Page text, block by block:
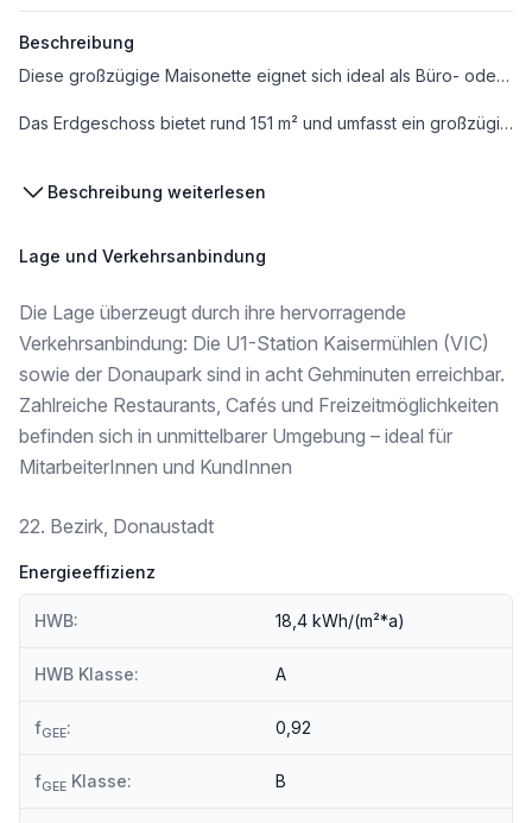
Beschreibung
Diese großzügige Maisonette eignet sich ideal als Büro- oder Praxisfläche und befindet sich in einzigartiger Lage nahe der UNO-City, der Neuen Donau sowie der beliebten Uferpromenade Copa Cagrana. Die Einheit erstreckt sich über Erdgeschoss und 1. Obergeschoss und überzeugt durch eine durchdachte, funktionale Raumaufteilung. Ein besonderes Highlight ist die überdachte Loggia mit Grünblick, die sich hervorragend als Pausen- oder Aufenthaltsbereich eignet.
Das Erdgeschoss bietet rund 151 m² und umfasst ein großzügiges Atelier bzw. Open-Space-Büro, einen Abstellraum, zwei Duschen sowie ein WC. Durch die vorhandenen Duschmöglichkeiten eignet sich die Fläche ideal für sportliche oder gesundheitsorientierte Nutzungskonzepte, wie etwa Yoga-, Pilates- oder Bewegungsflächen, Personal-Training, Tanz- oder Workshopräume.
Beschreibung weiterlesen
Lage und Verkehrsanbindung
Die Lage überzeugt durch ihre hervorragende
Verkehrsanbindung: Die U1-Station Kaisermühlen (VIC)
sowie der Donaupark sind in acht Gehminuten erreichbar.
Zahlreiche Restaurants, Cafés und Freizeitmöglichkeiten
befinden sich in unmittelbarer Umgebung – ideal für
MitarbeiterInnen und KundInnen
22. Bezirk, Donaustadt
Energieeffizienz
HWB: 18,4 kWh/(m²*a)
HWB Klasse: A
fGEE: 0,92
fGEE Klasse: B